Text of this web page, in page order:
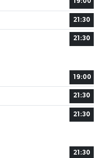
19:00
21:30
21:30
19:00
21:30
21:30
21:30